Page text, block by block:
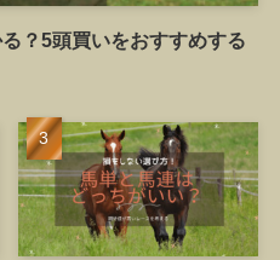
？5頭買いをおすすめする